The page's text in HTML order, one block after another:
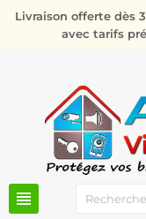
Livraison offerte dès
avec tarifs
view_headline